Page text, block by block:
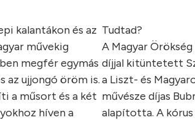
Tudtad?
A Magyar
díjjal kitüntetett
a Liszt- és
művésze díjas
alapította. A
kalantákon és az
művekig
megfér egymás
az ujjongó öröm is.
a műsort és a két
híven a